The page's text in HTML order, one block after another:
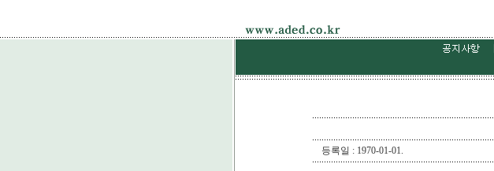
등록일 : 1970-01-01.